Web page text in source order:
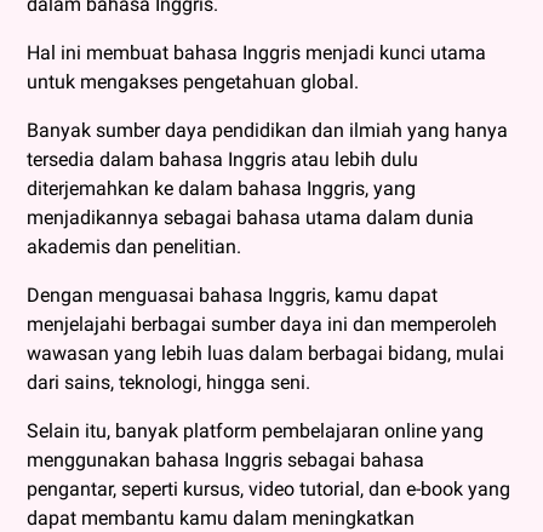
Hal ini membuat bahasa Inggris menjadi kunci utama
untuk mengakses pengetahuan global.
Banyak sumber daya pendidikan dan ilmiah yang hanya
tersedia dalam bahasa Inggris atau lebih dulu
diterjemahkan ke dalam bahasa Inggris, yang
menjadikannya sebagai bahasa utama dalam dunia
akademis dan penelitian.
Dengan menguasai bahasa Inggris, kamu dapat
menjelajahi berbagai sumber daya ini dan memperoleh
wawasan yang lebih luas dalam berbagai bidang, mulai
dari sains, teknologi, hingga seni.
Selain itu, banyak platform pembelajaran online yang
menggunakan bahasa Inggris sebagai bahasa
pengantar, seperti kursus, video tutorial, dan e-book yang
dapat membantu kamu dalam meningkatkan